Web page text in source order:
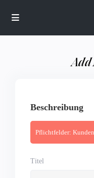
Add
Beschreibung
Pflichtfelder:
Titel